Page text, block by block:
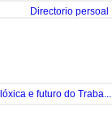
Directorio persoal
e futuro do Traba...